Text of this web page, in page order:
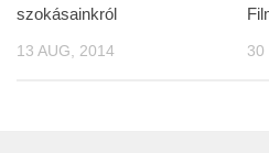
szokásainkról
13 AUG, 2014 30